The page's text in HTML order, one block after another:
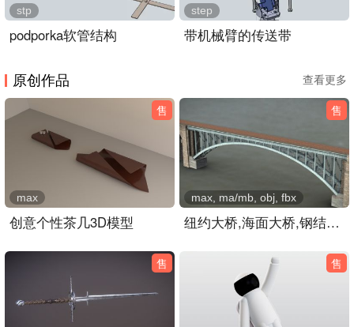
podporka软管结构
stp
带机械臂的传送带
step
原创作品
查看更多
售
创意个性茶几3D模型
max
售
纽约大桥,海面大桥,钢结构公路大桥3dmaya模型
max, ma/mb, obj, fbx
售 售